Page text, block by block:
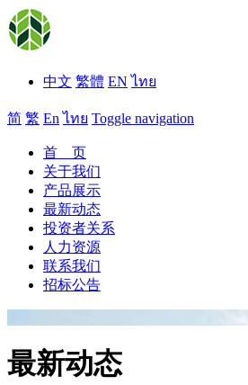
中文 繁體 EN ไทย
简 繁 En ไทย Toggle navigation
首 页
关于我们
产品展示
最新动态
投资者关系
人力资源
联系我们
招标公告
最新动态